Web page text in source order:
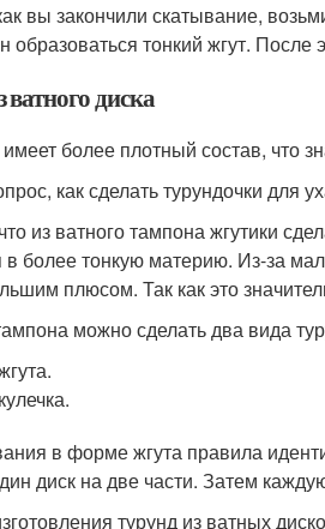
вы закончили скатывание,
образоваться тонкий жгут. После
диска
более плотный состав, что
как сделать турундочки для
из ватного тампона жгутики
в более тонкую материю. Из-за
плюсом. Так как это
можно сделать два вида
в форме жгута правила
диск на две части. Затем
турунд из ватных